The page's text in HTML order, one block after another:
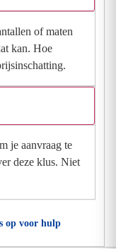
of maten
kan. Hoe
je aanvraag te
deze klus. Niet
op voor hulp